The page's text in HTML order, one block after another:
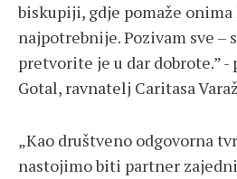
biskupiji, gdje pomaže
najpotrebnije. Pozivam sve –
pretvorite je u dar dobrote.” -
Gotal, ravnatelj Caritasa
„Kao društveno odgovorna
nastojimo biti partner